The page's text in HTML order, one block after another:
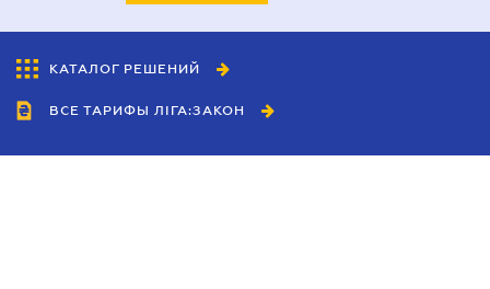
КАТАЛОГ РЕШЕНИЙ
ВСЕ ТАРИФЫ ЛІГА:ЗАКОН